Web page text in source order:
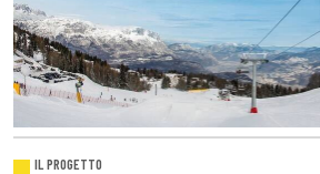
IL PROGETTO